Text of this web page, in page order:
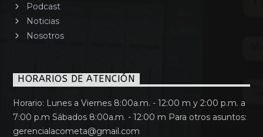
Podcast
Noticias
Nosotros
HORARIOS DE ATENCIÓN
Horario: Lunes a Viernes 8:00a.m. - 12:00 m y 2:00 p.m. a
7:00 p.m Sábados 8:00a.m. - 12:00 m Para otros asuntos:
gerencialacometa@gmail.com